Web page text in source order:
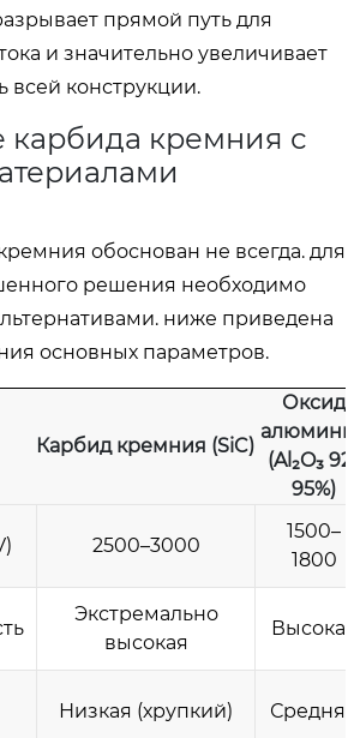
прямой путь для
и значительно увеличивает
всей конструкции.
карбида кремния с
обоснован не всегда. для
решения необходимо
ниже приведена
основных параметров.
Карбид кремния (SiC)
Оксид
(Al₂O₃ 92-
95%)
2500–3000
1500–
1800
Экстремально
высокая
Высокая
Низкая (хрупкий) Средняя